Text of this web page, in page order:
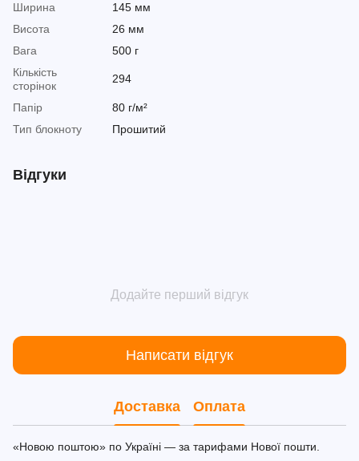
Ширина
145 мм
Висота
26 мм
Вага
500 г
Кількість
сторінок
294
Папір
80 г/м²
Тип блокноту
Прошитий
Відгуки
Додайте перший відгук
Написати відгук
Доставка Оплата
«Новою поштою» по Україні — за тарифами Нової пошти.